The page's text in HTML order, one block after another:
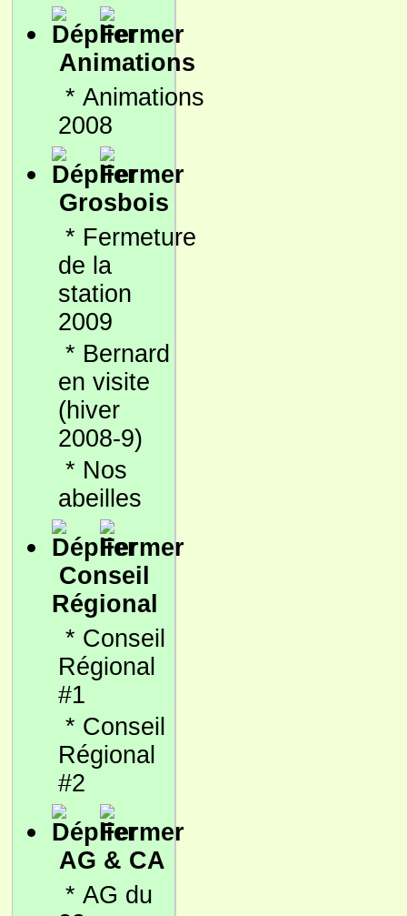
Animations
* Animations
2008
Grosbois
* Fermeture
de la
station
2009
* Bernard
en visite
(hiver
2008-9)
* Nos
abeilles
Conseil
Régional
* Conseil
Régional
#1
* Conseil
Régional
#2
AG & CA
* AG du